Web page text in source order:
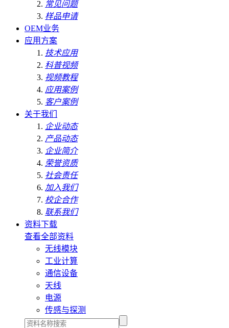
常见问题
样品申请
OEM业务
应用方案
技术应用
科普视频
视频教程
应用案例
客户案例
关于我们
企业动态
产品动态
企业简介
荣誉资质
社会责任
加入我们
校企合作
联系我们
资料下载
查看全部资料
无线模块
工业计算
通信设备
天线
电源
传感与探测